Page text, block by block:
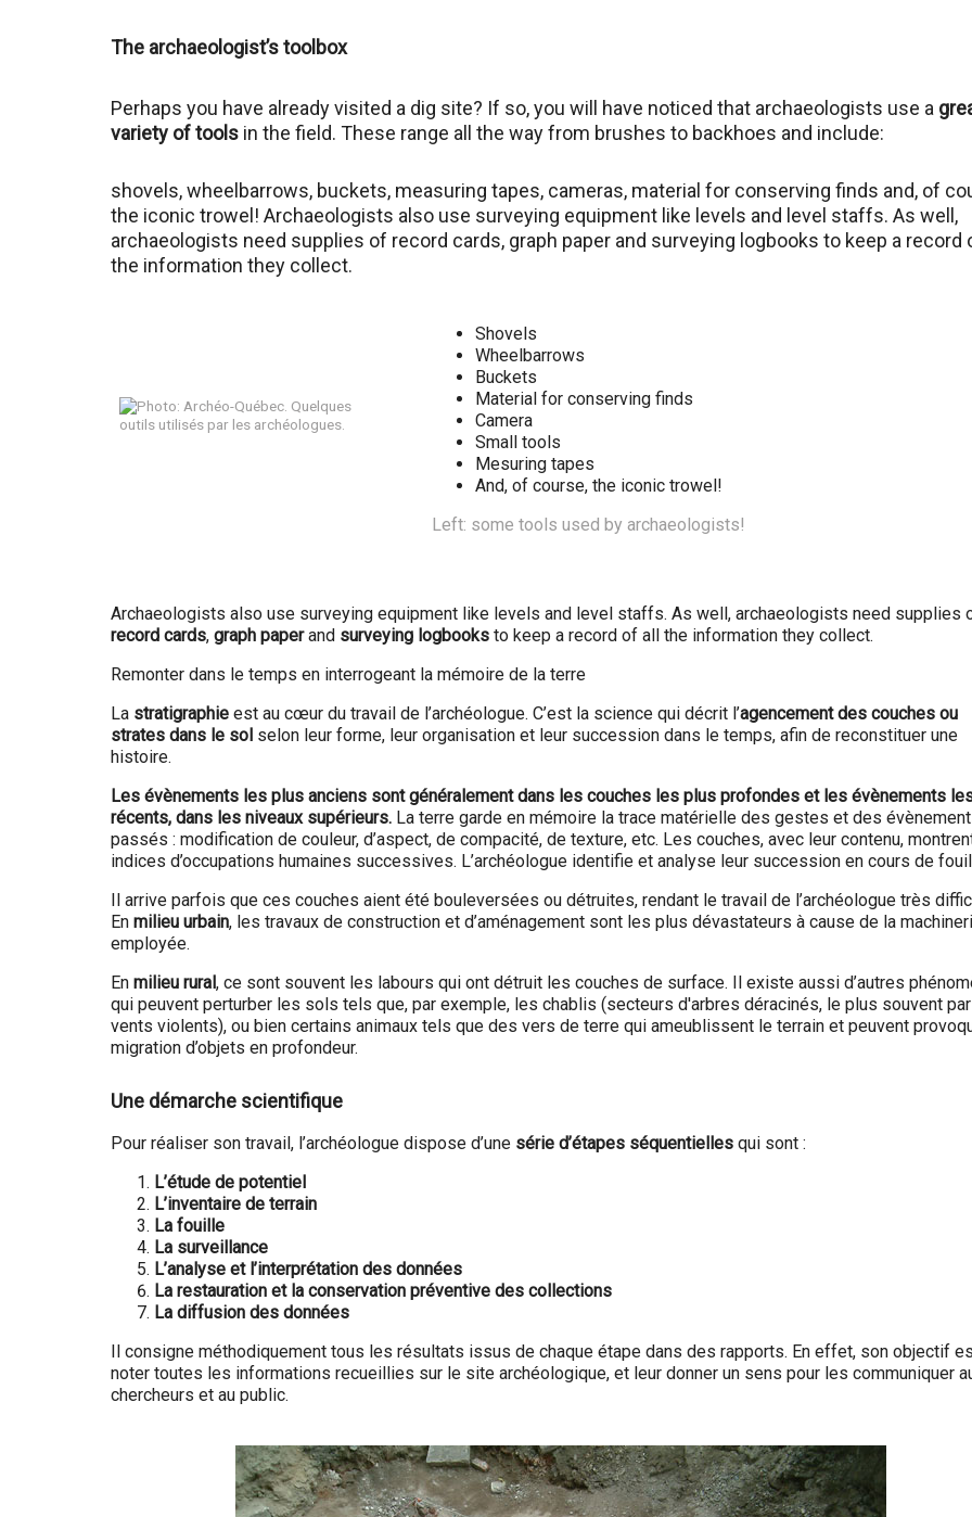
The archaeologist’s toolbox
Perhaps you have already visited a dig site? If so, you will have noticed that archaeologists use a
variety of tools in the field. These range all the way from brushes to backhoes and include:
shovels, wheelbarrows, buckets, measuring tapes, cameras, material for conserving finds and, of
the iconic trowel! Archaeologists also use surveying equipment like levels and level staffs. As well,
archaeologists need supplies of record cards, graph paper and surveying logbooks to keep a record
the information they collect.
Shovels
Wheelbarrows
Buckets
Material for conserving finds
Camera
Small tools
Mesuring tapes
And, of course, the iconic trowel!
Left: some tools used by archaeologists!
Archaeologists also use surveying equipment like levels and level staffs. As well, archaeologists need supplies
record cards, graph paperand surveying logbooks to keep a record of all the information they collect.
Remonter dans le temps en interrogeant la mémoire de la terre
La stratigraphie est au cœur du travail de l’archéologue. C’est la science qui décrit l’agencement des couches ou
strates dans le sol selon leur forme, leur organisation et leur succession dans le temps, afin de reconstituer une
histoire.
Les évènements les plus anciens sont généralement dans les couches les plus profondes et les évènements
récents, dans les niveaux supérieurs. La terre garde en mémoire la trace matérielle des gestes et des
passés : modification de couleur, d’aspect, de compacité, de texture, etc. Les couches, avec leur contenu,
indices d’occupations humaines successives. L’archéologue identifie et analyse leur succession en cours de
Il arrive parfois que ces couches aient été bouleversées ou détruites, rendant le travail de l’archéologue très
En milieu urbain, les travaux de construction et d’aménagement sont les plus dévastateurs à cause de la
employée.
En milieu rural, ce sont souvent les labours qui ont détruit les couches de surface. Il existe aussi d’autres
qui peuvent perturber les sols tels que, par exemple, les chablis (secteurs d'arbres déracinés, le plus souvent
vents violents), ou bien certains animaux tels que des vers de terre qui ameublissent le terrain et peuvent
migration d’objets en profondeur.
Une démarche scientifique
Pour réaliser son travail, l’archéologue dispose d’une série d’étapes séquentielles qui sont :
L’étude de potentiel
L’inventaire de terrain
La fouille
La surveillance
L’analyse et l’interprétation des données
La restauration et la conservation préventive des collections
La diffusion des données
Il consigne méthodiquement tous les résultats issus de chaque étape dans des rapports. En effet, son objectif
noter toutes les informations recueillies sur le site archéologique, et leur donner un sens pour les communiquer
chercheurs et au public.